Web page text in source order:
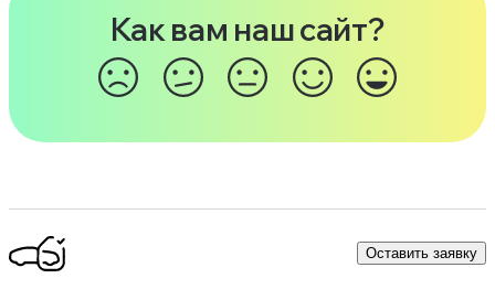
Как вам наш сайт?
Оставить заявку